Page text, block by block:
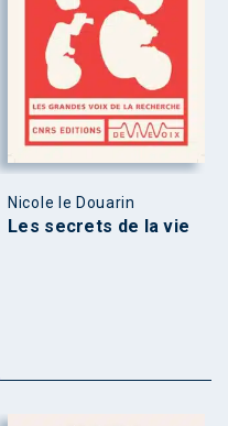
Nicole le Douarin
Les secrets de la vie